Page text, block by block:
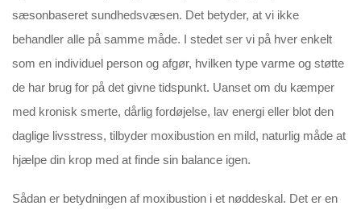
sæsonbaseret sundhedsvæsen. Det betyder, at vi ikke
behandler alle på samme måde. I stedet ser vi på hver enkelt
som en individuel person og afgør, hvilken type varme og støtte
de har brug for på det givne tidspunkt. Uanset om du kæmper
med kronisk smerte, dårlig fordøjelse, lav energi eller blot den
daglige livsstress, tilbyder moxibustion en mild, naturlig måde at
hjælpe din krop med at finde sin balance igen.
Sådan er betydningen af moxibustion i et nøddeskal. Det er en